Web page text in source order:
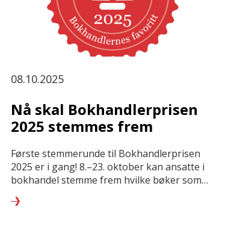
08.10.2025
Nå skal Bokhandlerprisen
2025 stemmes frem
Første stemmerunde til Bokhandlerprisen
2025 er i gang! 8.–23. oktober kan ansatte i
bokhandel stemme frem hvilke bøker som